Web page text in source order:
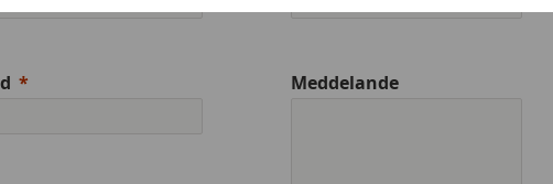
Meddelande